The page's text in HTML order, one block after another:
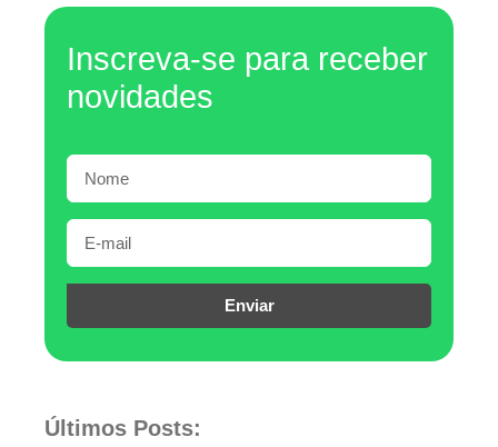
Inscreva-se para receber
novidades
Enviar
Últimos Posts: